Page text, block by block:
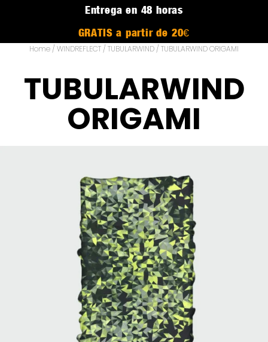
Entrega en 48 horas
GRATIS a partir de 20€
Home / WINDREFLECT / TUBULARWIND / TUBULARWIND ORIGAMI
TUBULARWIND
ORIGAMI